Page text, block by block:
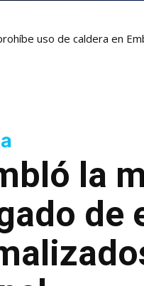
uso de caldera en
la
de